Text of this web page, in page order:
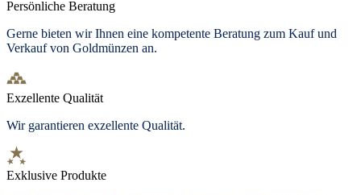
Persönliche Beratung
Gerne bieten wir Ihnen eine kompetente Beratung zum Kauf und
Verkauf von Goldmünzen an.
Exzellente Qualität
Wir garantieren exzellente Qualität.
Exklusive Produkte